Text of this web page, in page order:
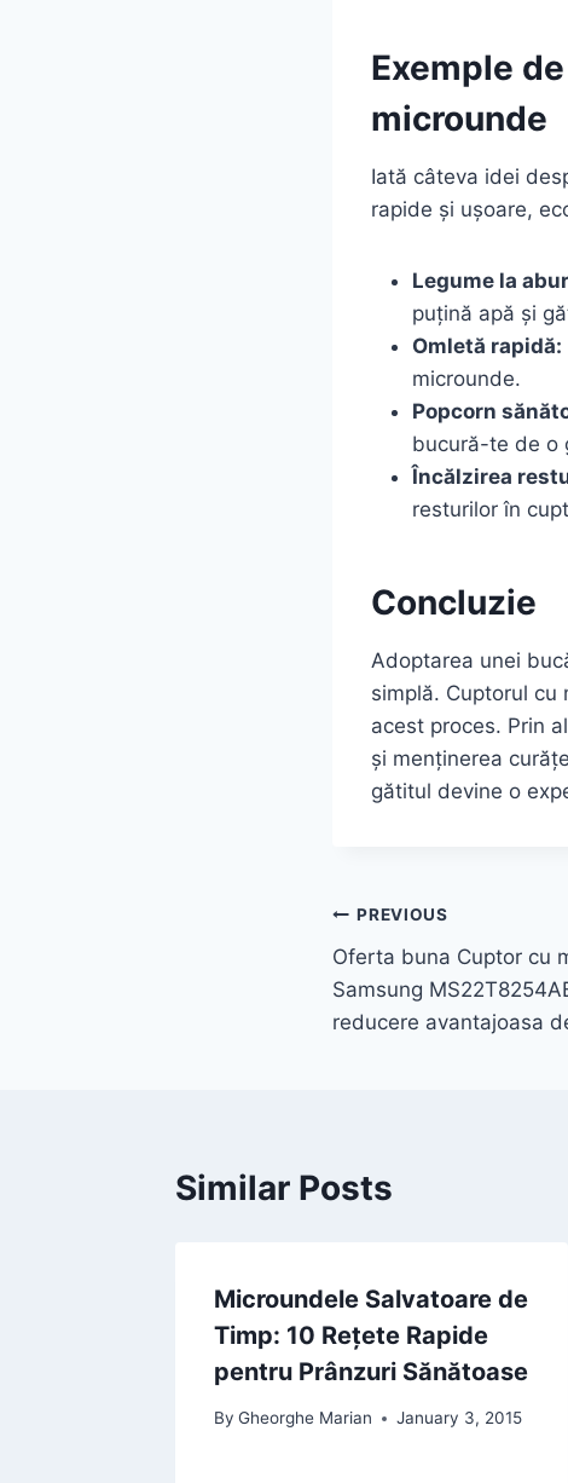
Exemple
microunde
Iată câteva idei
rapide și ușoare,
Legume la
puțină apă și
Omletă rapidă:
microunde.
Popcorn
bucură-te de o
Încălzirea
resturilor în
Concluzie
Adoptarea unei
simplă. Cuptorul
acest proces. Prin
și menținerea
gătitul devine o
Post
navigation
PREVIOUS
Oferta buna Cuptor cu
Samsung
reducere avantajoasa
Similar Posts
Microundele Salvatoare de
Timp: 10 Rețete Rapide
pentru Prânzuri Sănătoase
By Gheorghe Marian January 3, 2015